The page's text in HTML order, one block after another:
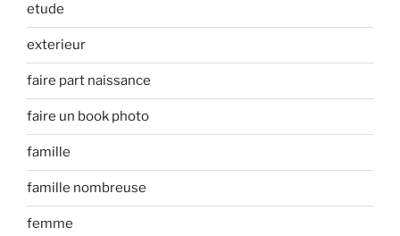
etude
exterieur
faire part naissance
faire un book photo
famille
famille nombreuse
femme